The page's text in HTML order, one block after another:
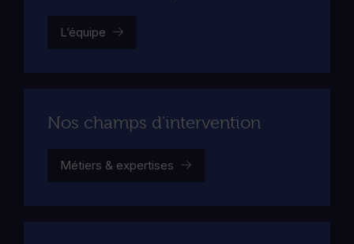
L’équipe
Nos champs d'intervention
Métiers & expertises